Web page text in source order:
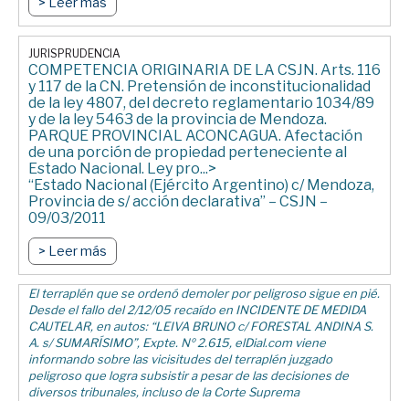
s/ EJECUCION DE SENTENCIA (en autos Mendoza,
Beatriz Silvia y ots. c/ Estado Nacional y ots.
s/Daños y Perjuicios; daños derivados de la
contaminación ambiental del Río Matanza-
Riachuelo)” – JUZGADO FEDERAL DE PRIMERA
INSTANCIA DE QUILMES – 09/03/2011 (Sentencia
firme)
JURISPRUDENCIA
COMPETENCIA ORIGINARIA DE LA CSJN. Arts. 116
y 117 de la CN. Pretensión de inconstitucionalidad
de la ley 4807, del decreto reglamentario 1034/89
y de la ley 5463 de la provincia de Mendoza.
PARQUE PROVINCIAL ACONCAGUA. Afectación
de una porción de propiedad perteneciente al
Estado Nacional. Ley pro...>
“Estado Nacional (Ejército Argentino) c/ Mendoza,
Provincia de s/ acción declarativa” – CSJN –
09/03/2011
> Leer más
El terraplén que se ordenó demoler por peligroso sigue en pié.
Desde el fallo del 2/12/05 recaído en INCIDENTE DE MEDIDA
CAUTELAR, en autos: “LEIVA BRUNO c/ FORESTAL ANDINA S.
A. s/ SUMARÍSIMO”, Expte. Nº 2.615, elDial.com viene
informando sobre las vicisitudes del terraplén juzgado
peligroso que logra subsistir a pesar de las decisiones de
diversos tribunales, incluso de la Corte Suprema